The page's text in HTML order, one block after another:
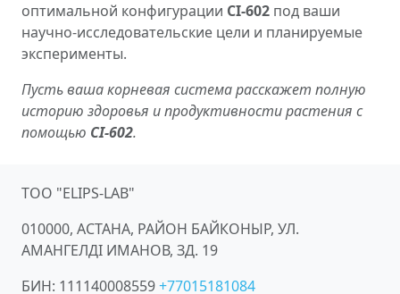
оптимальной конфигурации CI-602 под ваши
научно-исследовательские цели и планируемые
эксперименты.
Пусть ваша корневая система расскажет полную
историю здоровья и продуктивности растения с
помощью CI-602.
ТОО "ELIPS-LAB"
010000, АСТАНА, РАЙОН БАЙКОНЫР, УЛ.
АМАНГЕЛДІ ИМАНОВ, ЗД. 19
БИН: 111140008559+77015181084